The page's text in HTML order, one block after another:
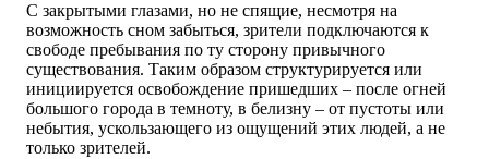
С закрытыми глазами, но не спящие, несмотря на
возможность сном забыться, зрители подключаются к
свободе пребывания по ту сторону привычного
существования. Таким образом структурируется или
инициируется освобождение пришедших – после огней
большого города в темноту, в белизну – от пустоты или
небытия, ускользающего из ощущений этих людей, а не
только зрителей.